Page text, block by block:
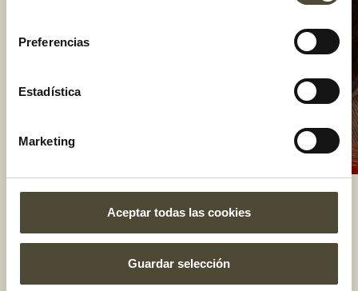
Preferencias
Estadística
Marketing
Aceptar todas las cookies
Guardar selección
El gusto es nuestro